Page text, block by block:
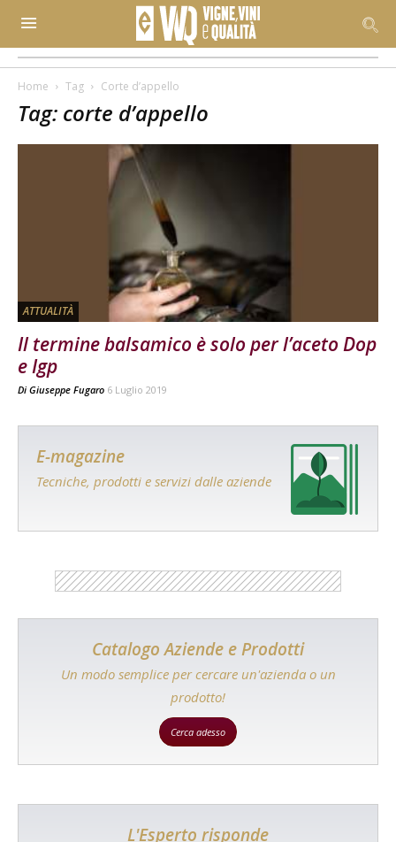
Home Tag Corte d’appello
Tag: corte d’appello
ATTUALITÀ
Il termine balsamico è solo per l’aceto Dop
e Igp
Di Giuseppe Fugaro 6 Luglio 2019
E-magazine
Tecniche, prodotti e servizi dalle aziende
Catalogo Aziende e Prodotti
Un modo semplice per cercare un'azienda o un
prodotto!
Cerca adesso
L'Esperto risponde